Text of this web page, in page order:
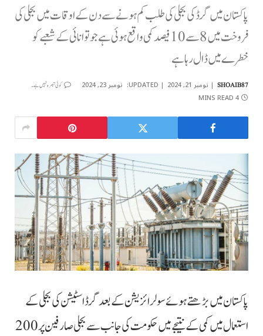
پاکستان میں گرڈ کی بجلی کی طلب کم ہونے سے دن کے اوقات میں بجلی کی
فروخت میں 8 سے 10 فیصد کمی واقع ہوئی ہے جو توانائی کے شعبے کو
خطرے میں ڈال رہا ہے
SHOAIB87 نومبر 21, 2024 UPDATED: نومبر 23, 2024 کوئی تبصرہ نہیں ہے۔
4 MINS READ
پاکستان میں بڑھتے ہوئے سولرائزیشن کے بعد گرڈ اسٹیشن کی بجلی کے
استعمال میں کمی کے نتیجے میں حکومت کی جانب سے بجلی صارفین پر 200